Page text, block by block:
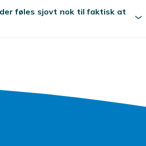
og skolesæt i ét køb? Fragten er gratis,
dit barn har brug for!
føles sjovt nok til faktisk at